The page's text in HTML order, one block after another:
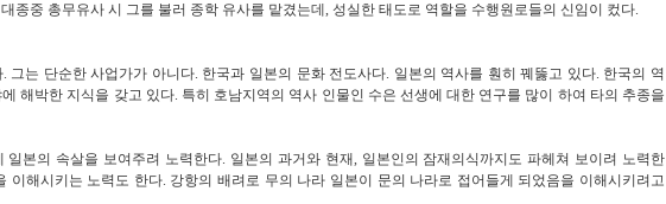
종중 총무유사 시 그를 불러 종학 유사를 맡겼는데 , 성실한 태도로 역할을 수행원로들의 신임이 컸다.
그는 단순한 사업가가 아니다. 한국과 일본의 문화 전도사다. 일본의 역사를 훤히 꿰뚫고 있다. 한국의 역
해박한 지식을 갖고 있다. 특히 호남지역의 역사 인물인 수은 선생에 대한 연구를 많이 하여 타의 추종을
일본의 속살을 보여주려 노력한다. 일본의 과거와 현재, 일본인의 잠재의식까지도 파헤쳐 보이려 노력한
이해시키는 노력도 한다. 강항의 배려로 무의 나라 일본이 문의 나라로 접어들게 되었음을 이해시키려고